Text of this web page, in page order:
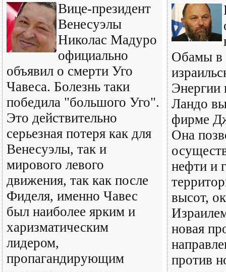
Вице-президент
Венесуэлы
Николас Мадуро
официально
объявил о смерти Уго
Чавеса. Болезнь таки
победила "большого Уго".
Это действительно
серьезная потеря как для
Венесуэлы, так и
мирового левого
движения, так как после
Фиделя, именно Чавес
был наиболее ярким и
харизматическим
лидером,
пропагандирующим
Обамы в
Ландо
фирме
Она
нефти и
высот,
новая
против